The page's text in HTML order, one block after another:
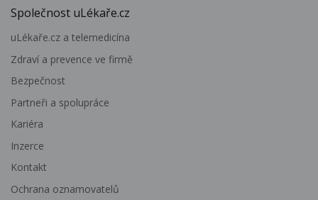
Společnost uLékaře.cz
uLékaře.cz a telemedicína
Zdraví a prevence ve firmě
Bezpečnost
Partneři a spolupráce
Kariéra
Inzerce
Kontakt
Ochrana oznamovatelů